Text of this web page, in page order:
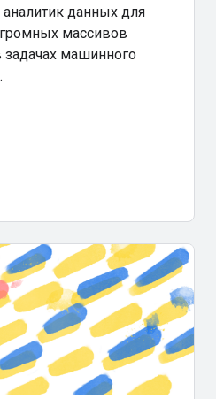
данных для
массивов
машинного